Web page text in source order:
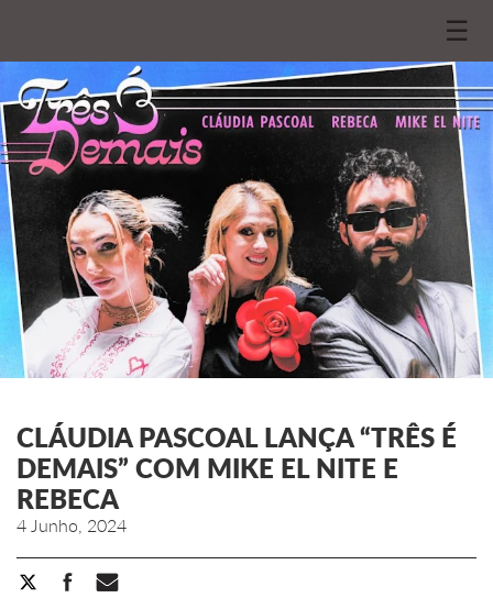
☰
CLÁUDIA PASCOAL LANÇA “TRÊS É
DEMAIS” COM MIKE EL NITE E
REBECA
4 Junho, 2024